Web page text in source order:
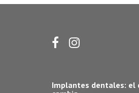
Implantes dentales: el